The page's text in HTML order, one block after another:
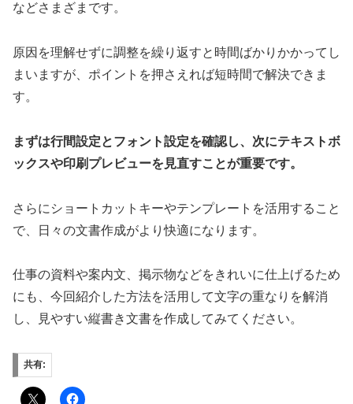
などさまざまです。
原因を理解せずに調整を繰り返すと時間ばかりかかってし
まいますが、ポイントを押さえれば短時間で解決できま
す。
まずは行間設定とフォント設定を確認し、次にテキストボ
ックスや印刷プレビューを見直すことが重要です。
さらにショートカットキーやテンプレートを活用すること
で、日々の文書作成がより快適になります。
仕事の資料や案内文、掲示物などをきれいに仕上げるため
にも、今回紹介した方法を活用して文字の重なりを解消
し、見やすい縦書き文書を作成してみてください。
共有: